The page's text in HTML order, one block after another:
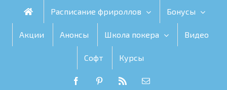
Расписание фрироллов Бонусы
Акции Анонсы Школа покера Видео
Софт Курсы
FacebookPinterest Email